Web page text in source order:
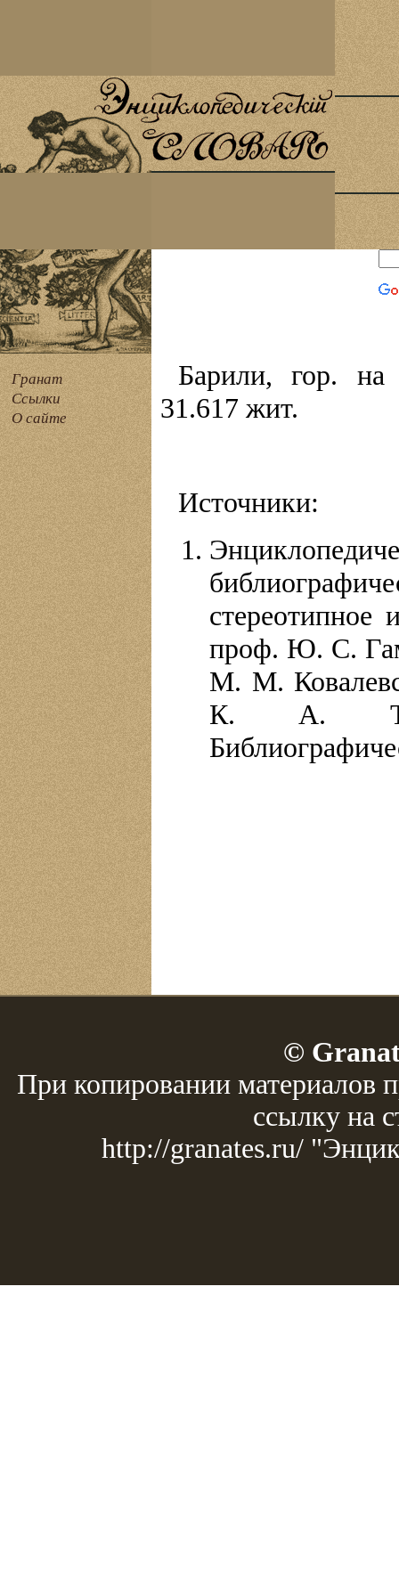
Гранат
Ссылки
О сайте
Барили, гор.
31.617 жит.
Источники:
стереотипное
проф. Ю. С.
М. М.
К. А.
©
При копировании материалов
ссылку на
http://granates.ru/